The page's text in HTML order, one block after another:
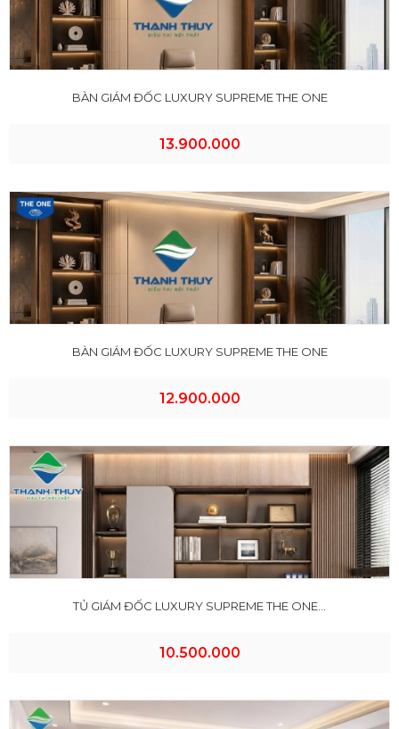
BÀN GIÁM ĐỐC LUXURY SUPREME THE ONE
13.900.000
BÀN GIÁM ĐỐC LUXURY SUPREME THE ONE
12.900.000
TỦ GIÁM ĐỐC LUXURY SUPREME THE ONE...
10.500.000